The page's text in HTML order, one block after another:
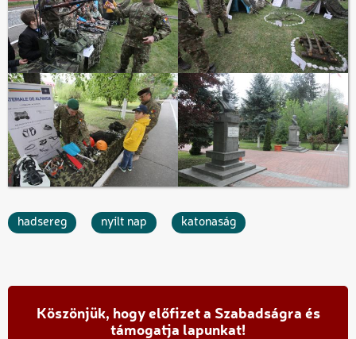
hadsereg nyílt nap katonaság
Köszönjük, hogy előfizet a Szabadságra és
támogatja lapunkat!